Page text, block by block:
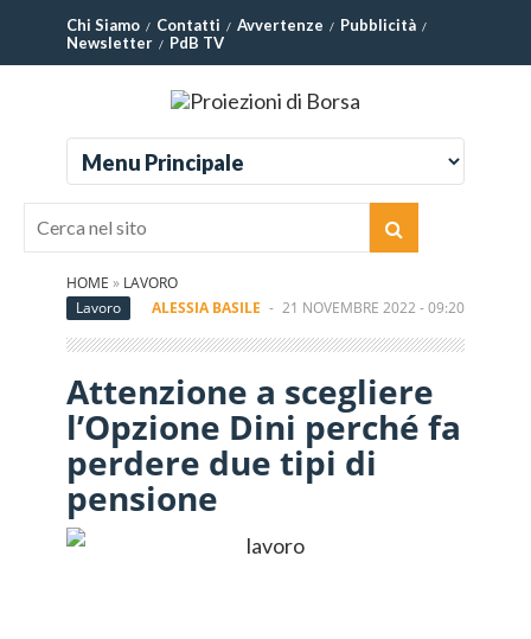
Chi Siamo Contatti Avvertenze
Pubblicità
Newsletter
PdB TV
HOME » LAVORO
Lavoro
ALESSIA BASILE - 21 NOVEMBRE 2022 - 09:20
Attenzione a scegliere
l’Opzione Dini perché fa
perdere due tipi di
pensione